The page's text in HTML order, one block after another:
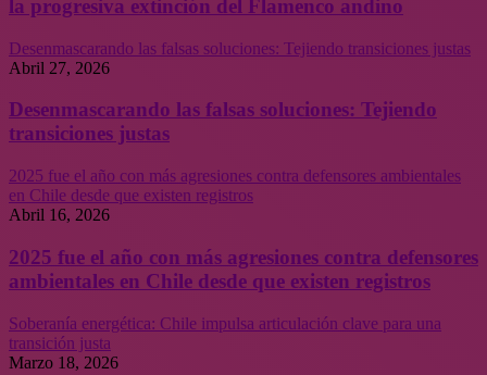
la progresiva extinción del Flamenco andino
Desenmascarando las falsas soluciones: Tejiendo transiciones justas
Abril 27, 2026
Desenmascarando las falsas soluciones: Tejiendo
transiciones justas
2025 fue el año con más agresiones contra defensores ambientales
en Chile desde que existen registros
Abril 16, 2026
2025 fue el año con más agresiones contra defensores
ambientales en Chile desde que existen registros
Soberanía energética: Chile impulsa articulación clave para una
transición justa
Marzo 18, 2026